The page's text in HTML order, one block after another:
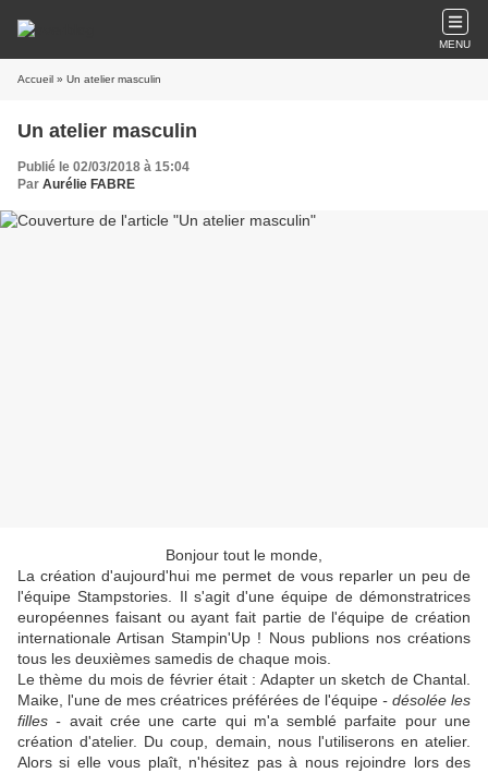
MENU
Accueil » Un atelier masculin
Un atelier masculin
Publié le 02/03/2018 à 15:04
Par Aurélie FABRE
Bonjour tout le monde,
La création d'aujourd'hui me permet de vous reparler un peu de
l'équipe Stampstories. Il s'agit d'une équipe de démonstratrices
européennes faisant ou ayant fait partie de l'équipe de création
internationale Artisan Stampin'Up ! Nous publions nos créations
tous les deuxièmes samedis de chaque mois.
Le thème du mois de février était : Adapter un sketch de Chantal.
Maike, l'une de mes créatrices préférées de l'équipe - désolée les
filles - avait crée une carte qui m'a semblé parfaite pour une
création d'atelier. Du coup, demain, nous l'utiliserons en atelier.
Alors si elle vous plaît, n'hésitez pas à nous rejoindre lors des